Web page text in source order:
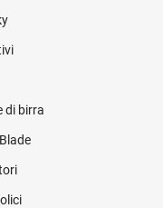
di birra